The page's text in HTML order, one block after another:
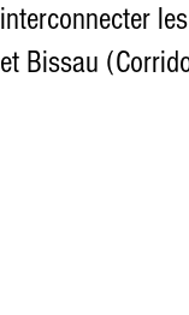
interconnecter
et Bissau